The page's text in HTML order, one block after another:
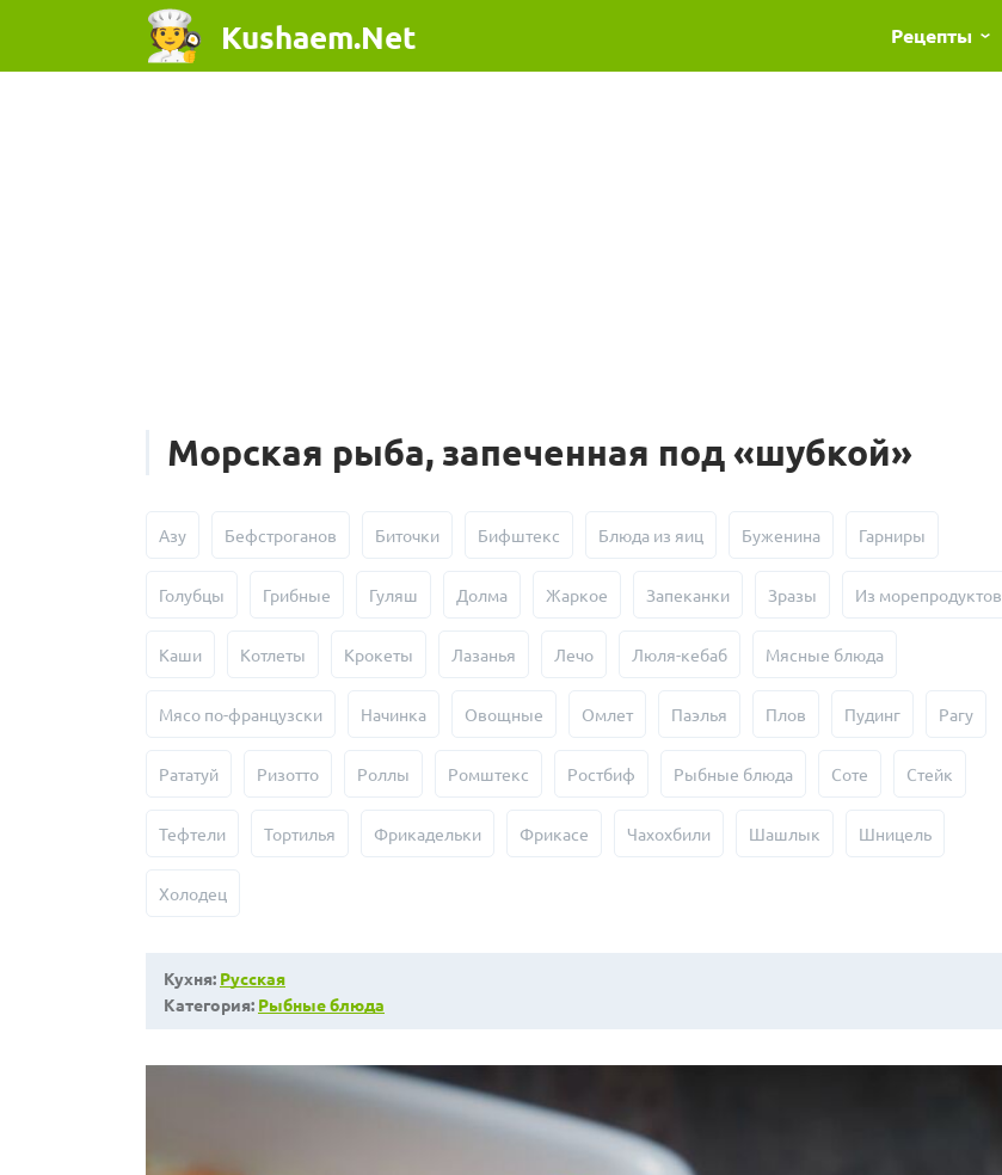
Kushaem.Net Рецепты
Морская рыба, запеченная под «шубкой»
Азу Бефстроганов Биточки Бифштекс Блюда из яиц Буженина Гарниры
Голубцы Грибные Гуляш Долма Жаркое Запеканки Зразы Из морепродуктов
Каши Котлеты Крокеты Лазанья Лечо Люля-кебаб Мясные блюда
Мясо по-французски Начинка Овощные Омлет Паэлья Плов Пудинг Рагу
Рататуй Ризотто Роллы Ромштекс Ростбиф Рыбные блюда Соте Стейк
Тефтели Тортилья Фрикадельки Фрикасе Чахохбили Шашлык Шницель
Холодец
Кухня: Русская
Категория: Рыбные блюда